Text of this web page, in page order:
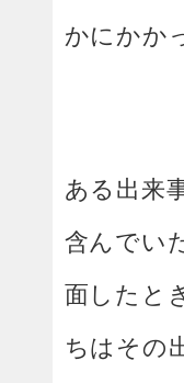
かにかか
ある出来
含んでい
面したと
ちはその